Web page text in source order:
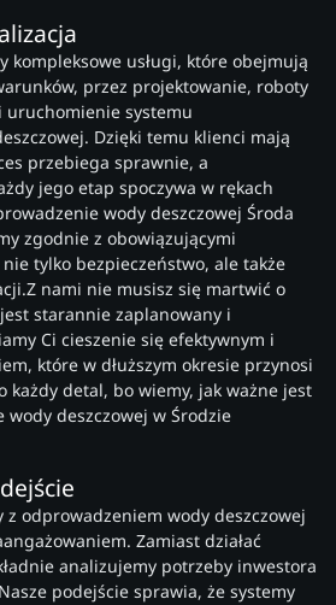
kompleksowe usługi, które obejmują
przez projektowanie, roboty
uruchomienie systemu
Dzięki temu klienci mają
przebiega sprawnie, a
jego etap spoczywa w rękach
wody deszczowej Środa
zgodnie z obowiązującymi
tylko bezpieczeństwo, ale także
nami nie musisz się martwić o
starannie zaplanowany i
Ci cieszenie się efektywnym i
które w dłuższym okresie przynosi
każdy detal, bo wiemy, jak ważne jest
deszczowej w Środzie
z odprowadzeniem wody deszczowej
Zamiast działać
analizujemy potrzeby inwestora
podejście sprawia, że systemy